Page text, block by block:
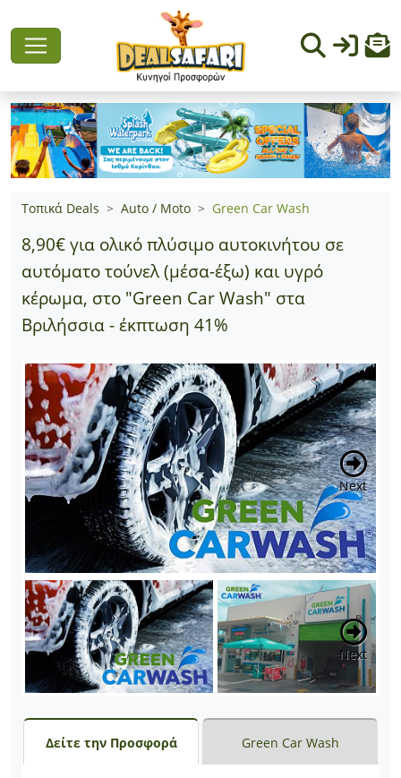
Τοπικά Deals Auto / Moto Green Car Wash
8,90€ για ολικό πλύσιμο αυτοκινήτου σε
αυτόματο τούνελ (μέσα-έξω) και υγρό
κέρωμα, στο "Green Car Wash" στα
Βριλήσσια - έκπτωση 41%
Next
Next
Δείτε την Προσφορά Green Car Wash